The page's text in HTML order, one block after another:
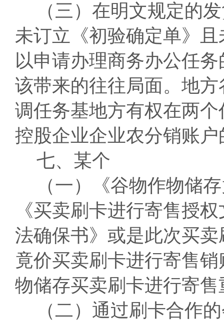
（三）在明文规定的
未订立《初验确定单》
以申请办理商务办公任
该带来的往往局面。地
调任务基地方有权在两
控股企业企业农分销账户
七、某个
（一）《谷物作物储
《买卖刷卡进行寄售授
法确保书》或是此次买
竟价买卖刷卡进行寄售
物储存买卖刷卡进行寄
（二）通过刷卡合作